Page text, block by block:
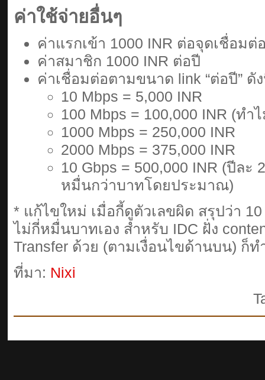
ค่าใช้จ่ายอื่นๆ
ค่าแรกเข้า 1000 INR ต่อจุดเชื่อมต่
ค่าสมาชิก 1000 INR ต่อปี
ค่าเชื่อมต่อตามขนาด link “ต่อปี” ดั
10 Mbps = 5,000 INR
100 Mbps = 100,000 INR (ทำ
1000 Mbps = 250,000 INR
2000 Mbps = 375,000 INR
10 Gbps = 500,000 INR (ปีล
หมื่นกว่าบาทโดยประมาณ)
* แก้ไขใหม่ เมื่อกี้ดูตัวเลขผิด สรุปว่า
ไม่กี่หมื่นบาทเอง สำหรับ IDC ฝั่ง
Transfer ด้วย (ตามเงื่อนไขด้านบน) ก็
ที่มา: Nixi